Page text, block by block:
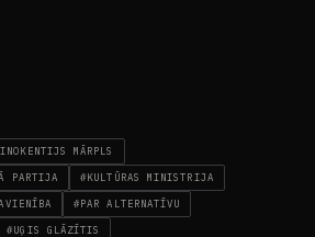
MĀRPLS
PARTIJA #KULTŪRAS MINISTRIJA
#PAR ALTERNATĪVU
#UĢIS GLĀZĪTIS